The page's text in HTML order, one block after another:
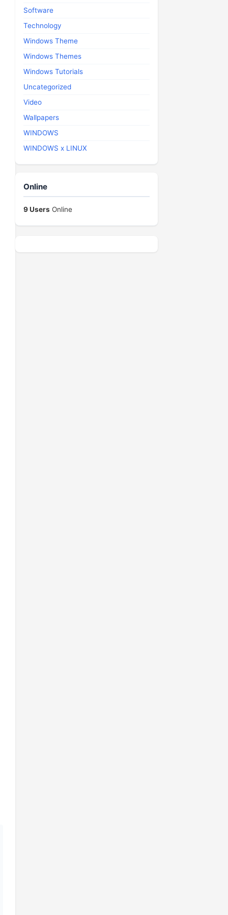
Software
Technology
Windows Theme
Windows Themes
Windows Tutorials
Uncategorized
Video
Wallpapers
WINDOWS
WINDOWS x LINUX
Online
9 Users Online